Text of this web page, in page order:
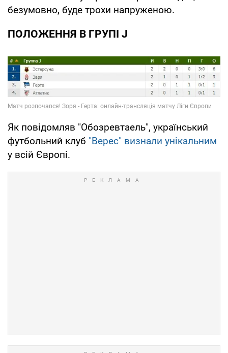
безумовно, буде трохи напруженою.
ПОЛОЖЕННЯ В ГРУПІ J
Як повідомляв "Обозревтаель", український
футбольний клуб "Верес" визнали унікальним
у всій Європі.